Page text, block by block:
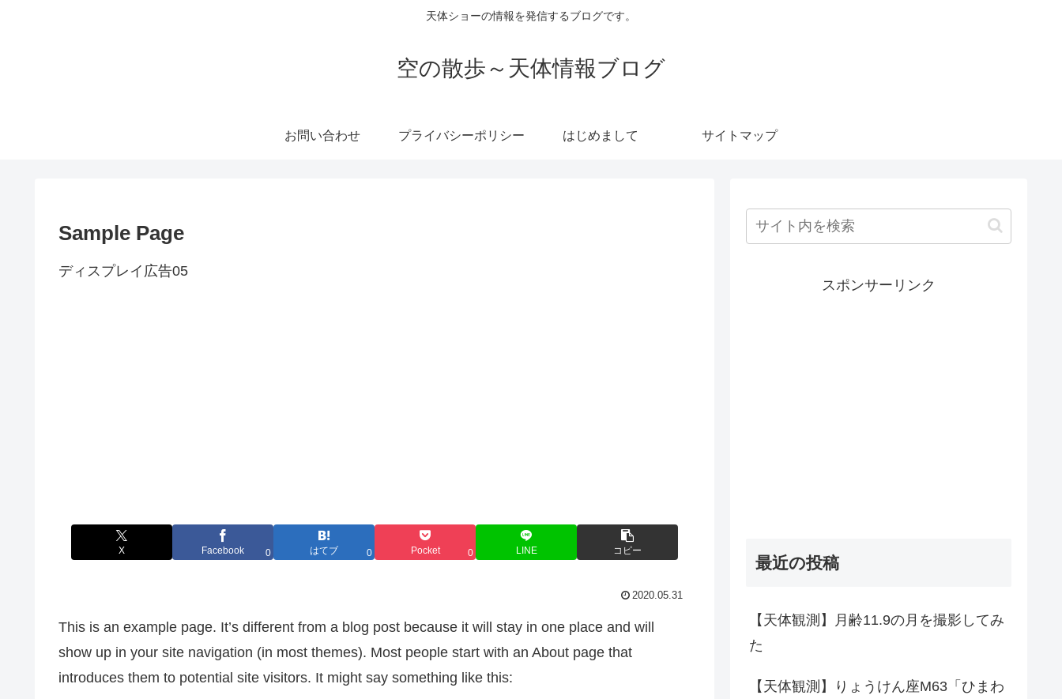
天体ショーの情報を発信するブログです。
空の散歩～天体情報ブログ
お問い合わせ プライバシーポリシー はじめまして サイトマップ
Sample Page
ディスプレイ広告05
X Facebook 0 はてブ 0 Pocket 0 LINE コピー
2020.05.31
This is an example page. It’s different from a blog post because it will stay in one place and will
show up in your site navigation (in most themes). Most people start with an About page that
introduces them to potential site visitors. It might say something like this:
スポンサーリンク
最近の投稿
【天体観測】月齢11.9の月を撮影してみ
た
【天体観測】りょうけん座M63「ひまわ